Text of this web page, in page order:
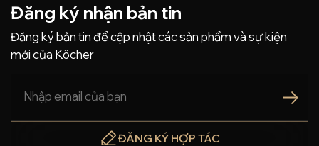
Đăng ký nhận bản tin
Đăng ký bản tin để cập nhật các sản phẩm và sự kiện
mới của Köcher
ĐĂNG KÝ HỢP TÁC